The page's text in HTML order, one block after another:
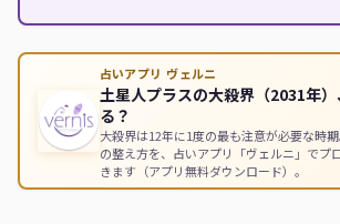
占いアプリ ヴェルニ
土星人プラスの大殺界（2031年
る？
大殺界は12年に1度の最も注意が必要な時
の整え方を、占いアプリ「ヴェルニ」でプ
きます（アプリ無料ダウンロード）。